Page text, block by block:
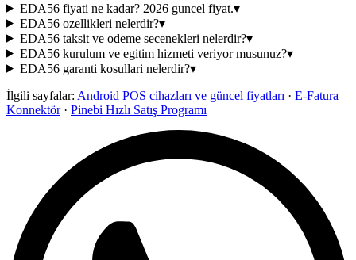
EDA56 fiyati ne kadar? 2026 guncel fiyat.▾
EDA56 ozellikleri nelerdir?▾
EDA56 taksit ve odeme secenekleri nelerdir?▾
EDA56 kurulum ve egitim hizmeti veriyor musunuz?▾
EDA56 garanti kosullari nelerdir?▾
İlgili sayfalar: Android POS cihazları ve güncel fiyatları · E-Fatura
Konnektör· Pinebi Hızlı Satış Programı